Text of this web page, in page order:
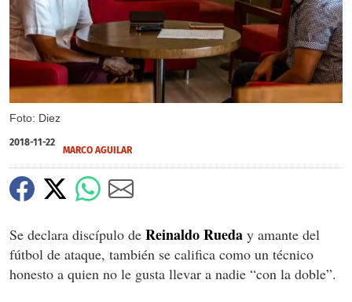
Foto: Diez
2018-11-22
MARCO AGUILAR
Se declara discípulo de Reinaldo Rueda y amante del
fútbol de ataque, también se califica como un técnico
honesto a quien no le gusta llevar a nadie “con la doble”.